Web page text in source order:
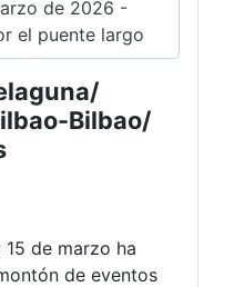
de 2026 -
el puente largo
Bilbao/
de marzo ha
de eventos